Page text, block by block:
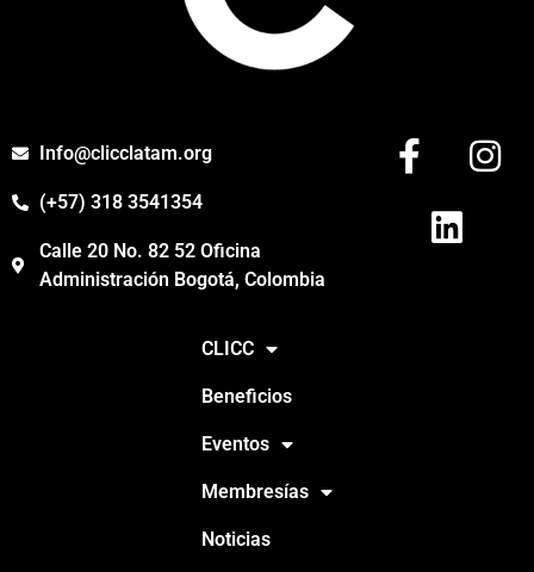
Info@clicclatam.org
(+57) 318 3541354
Calle 20 No. 82 52 Oficina
Administración Bogotá, Colombia
CLICC
Beneficios
Eventos
Membresías
Noticias